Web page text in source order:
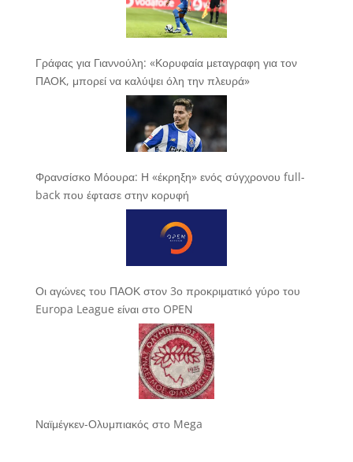
Γράφας για Γιαννούλη: «Κορυφαία μεταγραφη για τον
ΠΑΟΚ, μπορεί να καλύψει όλη την πλευρά»
Φρανσίσκο Μόουρα: Η «έκρηξη» ενός σύγχρονου full-
back που έφτασε στην κορυφή
Οι αγώνες του ΠΑΟΚ στον 3ο προκριματικό γύρο του
Europa League είναι στο OPEN
Ναϊμέγκεν-Ολυμπιακός στο Mega